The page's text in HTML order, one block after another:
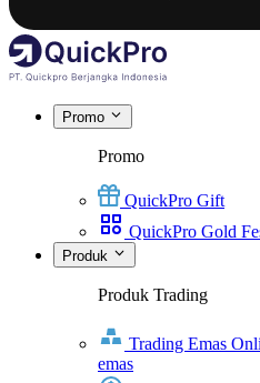
Promo
Promo
QuickPro Gift
QuickPro Gold
Produk
Produk Trading
Trading Emas
emas